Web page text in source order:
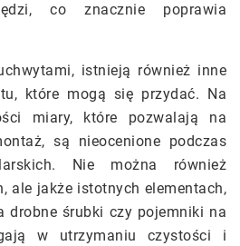
co znacznie poprawia
istnieją również inne
które mogą się przydać. Na
miary, które pozwalają na
są nieocenione podczas
Nie można również
ale jakże istotnych elementach,
drobne śrubki czy pojemniki na
w utrzymaniu czystości i